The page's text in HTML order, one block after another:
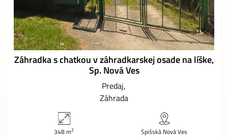
Záhradka s chatkou v záhradkarskej osade na líške,
Sp. Nová Ves
Predaj
Záhrada
348 m2 Spišská Nová Ves